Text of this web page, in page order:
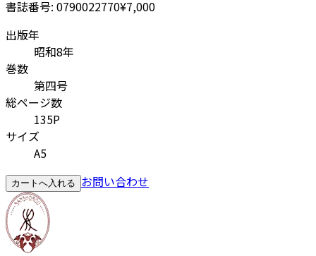
書誌番号: 0790022770¥7,000
出版年
昭和8年
巻数
第四号
総ページ数
135P
サイズ
A5
カートへ入れる お問い合わせ